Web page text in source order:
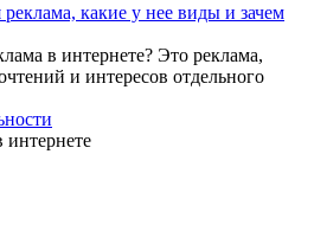
реклама, какие у нее виды и зачем
в интернете? Это реклама,
и интересов отдельного
интернете